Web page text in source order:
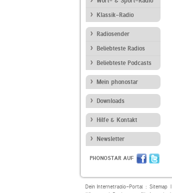
Klassik-Radio
Radiosender
Beliebteste Radios
Beliebteste Podcasts
Mein phonostar
Downloads
Hilfe & Kontakt
Newsletter
PHONOSTAR AUF
Dein Internetradio-Portal : Sitemap|